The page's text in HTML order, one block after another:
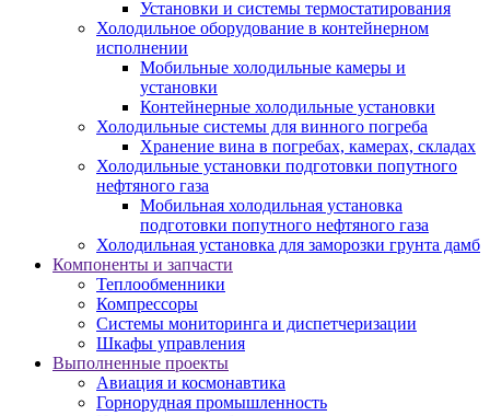
Установки и системы термостатирования
Холодильное оборудование в контейнерном
исполнении
Мобильные холодильные камеры и
установки
Контейнерные холодильные установки
Холодильные системы для винного погреба
Хранение вина в погребах, камерах, складах
Холодильные установки подготовки попутного
нефтяного газа
Мобильная холодильная установка
подготовки попутного нефтяного газа
Холодильная установка для заморозки грунта дамб
Компоненты и запчасти
Теплообменники
Компрессоры
Системы мониторинга и диспетчеризации
Шкафы управления
Выполненные проекты
Авиация и космонавтика
Горнорудная промышленность